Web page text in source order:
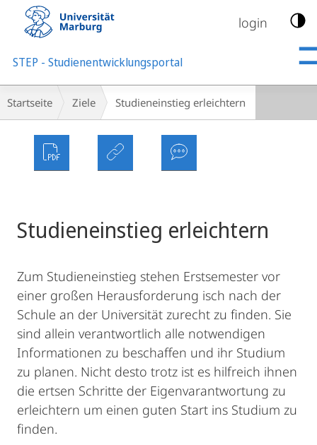
Mobile-
Navigation
login
STEP - Studienentwicklungsportal
Breadcrumb-
Navigation
Startseite Ziele Studieneinstieg erleichtern
Studieneinstieg erleichtern
Zum Studieneinstieg stehen Erstsemester vor
einer großen Herausforderung isch nach der
Schule an der Universität zurecht zu finden. Sie
sind allein verantwortlich alle notwendigen
Informationen zu beschaffen und ihr Studium
zu planen. Nicht desto trotz ist es hilfreich ihnen
die ertsen Schritte der Eigenvarantwortung zu
erleichtern um einen guten Start ins Studium zu
finden.